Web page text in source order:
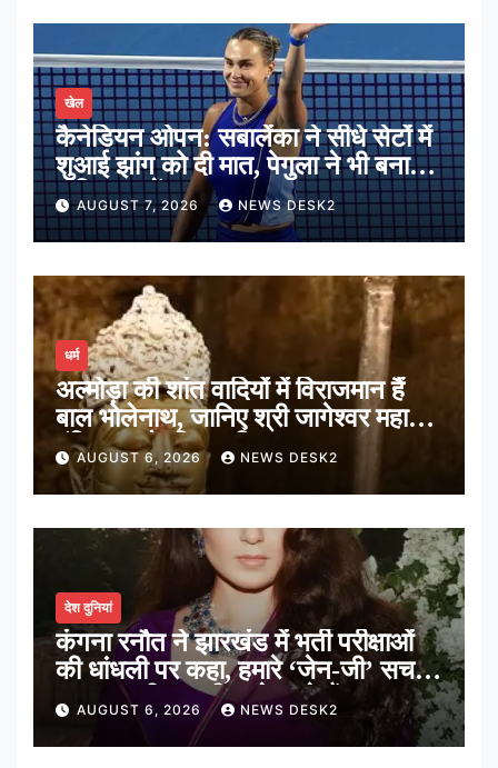
खेल
कैनेडियन ओपन: सबालेंका ने सीधे सेटों में
शुआई झांग को दी मात, पेगुला ने भी बनाई
अंतिम 16 में जगह
AUGUST 7, 2026 NEWS DESK2
धर्म
अल्मोड़ा की शांत वादियों में विराजमान हैं
बाल भोलेनाथ, जानिए श्री जागेश्वर महादेव
मंदिर का पौराणिक इतिहास
AUGUST 6, 2026 NEWS DESK2
देश दुनियां
कंगना रनौत ने झारखंड में भर्ती परीक्षाओं
की धांधली पर कहा, हमारे ‘जेन-जी’ सच में
हर तरह की तकलीफ झेल रहे हैं
AUGUST 6, 2026 NEWS DESK2